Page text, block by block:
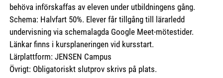
behöva införskaffas av eleven under utbildningens gång.
Schema: Halvfart 50%. Elever får tillgång till lärarledd
undervisning via schemalagda Google Meet-mötestider.
Länkar finns i kursplaneringen vid kursstart.
Lärplattform: JENSEN Campus
Övrigt: Obligatoriskt slutprov skrivs på plats.